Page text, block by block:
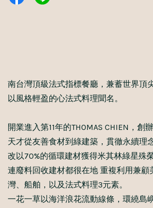
南台灣頂級法式指標餐廳，兼蓄世界頂
以風格輕盈的心法式料理聞名。
開業進入第11年的THOMAS CHIEN，創
天才從友善食材到綠建築，貫徹永續理
改以70%的循環建材獲得米其林綠星殊榮
連廢料回收建材都很在地 重複利用兼顧
灣、船舶，以及法式料理3元素。
一花一草以海洋浪花流動線條，環繞島